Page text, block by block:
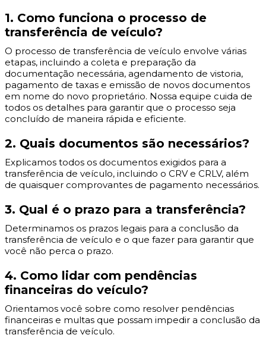
1. Como funciona o processo de
transferência de veículo?
O processo de transferência de veículo envolve várias
etapas, incluindo a coleta e preparação da
documentação necessária, agendamento de vistoria,
pagamento de taxas e emissão de novos documentos
em nome do novo proprietário. Nossa equipe cuida de
todos os detalhes para garantir que o processo seja
concluído de maneira rápida e eficiente.
2. Quais documentos são necessários?
Explicamos todos os documentos exigidos para a
transferência de veículo, incluindo o CRV e CRLV, além
de quaisquer comprovantes de pagamento necessários.
3. Qual é o prazo para a transferência?
Determinamos os prazos legais para a conclusão da
transferência de veículo e o que fazer para garantir que
você não perca o prazo.
4. Como lidar com pendências
financeiras do veículo?
Orientamos você sobre como resolver pendências
financeiras e multas que possam impedir a conclusão da
transferência de veículo.